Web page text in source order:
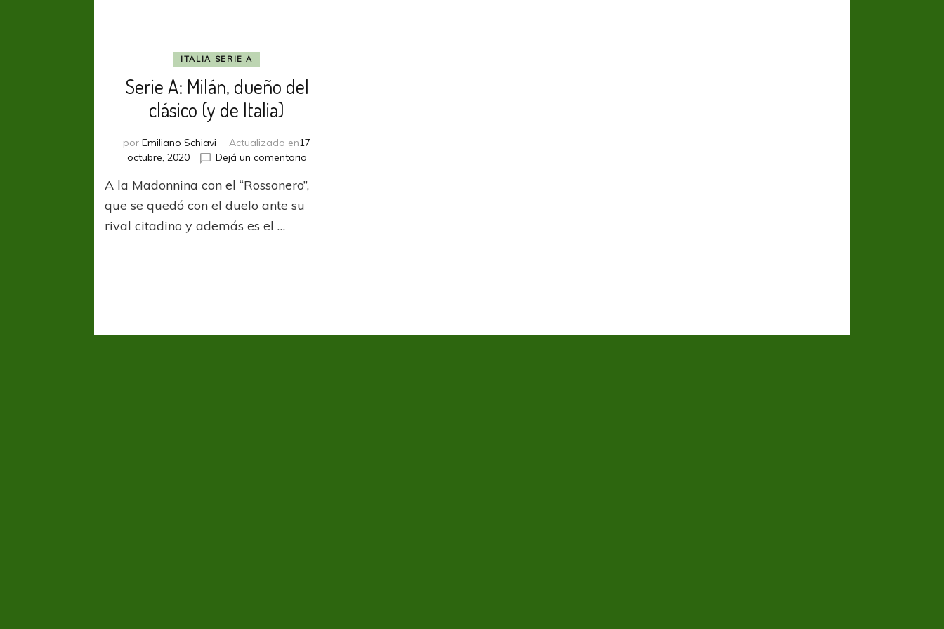
ITALIA SERIE A
Serie A: Milán, dueño del
clásico (y de Italia)
porEmiliano Schiavi Actualizado en17
octubre, 2020
Dejá un comentarioen
A:
A la Madonnina con el “Rossonero”,
que se quedó con el duelo ante su
rival citadino y además es el …